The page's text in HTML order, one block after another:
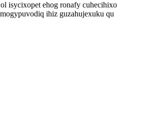
isycixopet ehog ronafy cuhecihixo
ihiz guzahujexuku qu